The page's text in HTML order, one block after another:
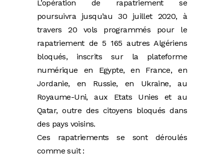
L’opération de rapatriement se
poursuivra jusqu’au 30 juillet 2020, à
travers 20 vols programmés pour le
rapatriement de 5 165 autres Algériens
bloqués, inscrits sur la plateforme
numérique en Egypte, en France, en
Jordanie, en Russie, en Ukraine, au
Royaume-Uni, aux Etats Unies et au
Qatar, outre des citoyens bloqués dans
des pays voisins.
Ces rapatriements se sont déroulés
comme suit :